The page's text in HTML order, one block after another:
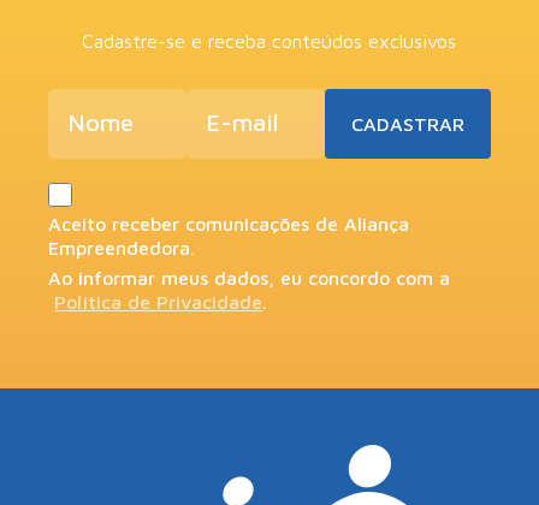
Cadastre-se e receba conteúdos exclusivos
Aceito receber comunicações de Aliança
Empreendedora.
Ao informar meus dados, eu concordo com a
Política de Privacidade.